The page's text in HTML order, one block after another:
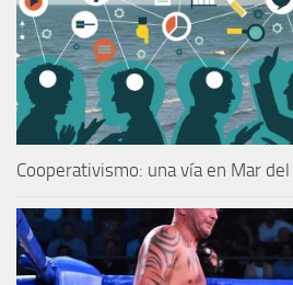
Cooperativismo: una vía en Mar